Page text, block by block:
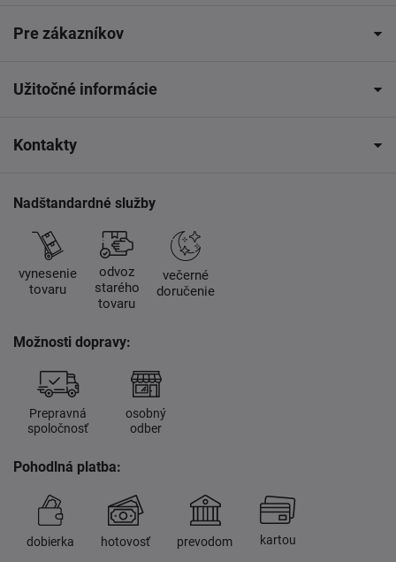
Pre zákazníkov
Užitočné informácie
Kontakty
Nadštandardné služby
vynesenie
tovaru
odvoz
starého
tovaru
večerné
doručenie
Možnosti dopravy:
Prepravná
spoločnosť
osobný
odber
Pohodlná platba:
dobierka hotovosť prevodom kartou